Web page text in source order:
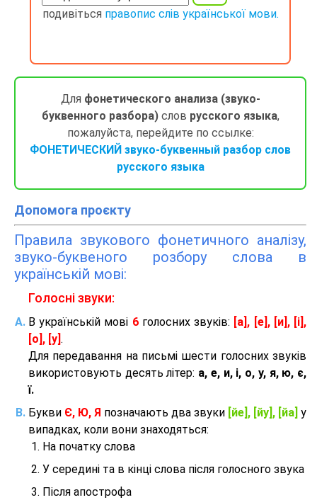
подивіться правопис слів української мови.
Для фонетического анализа (звуко-
буквенного разбора)слов русского языка,
пожалуйста, перейдите по ссылке:
ФОНЕТИЧЕСКИЙ звуко-буквенный разбор слов
русского языка
Допомога проєкту
Правила звукового фонетичного аналізу,
звуко-буквеного розбору слова в
українській мові:
Голосні звуки:
В українській мові 6голосних звуків:
[а], [е], [и], [і],
[о], [у] .
Для передавання на письмі шести голосних звуків
використовують десять літер: а, е, и, і, о, у, я, ю, є,
ї.
Букви Є, Ю, Я позначають два звуки [йе], [йу], [йа] у
випадках, коли вони знаходяться:
На початку слова
У середині та в кінці слова після голосного звука
Після апострофа